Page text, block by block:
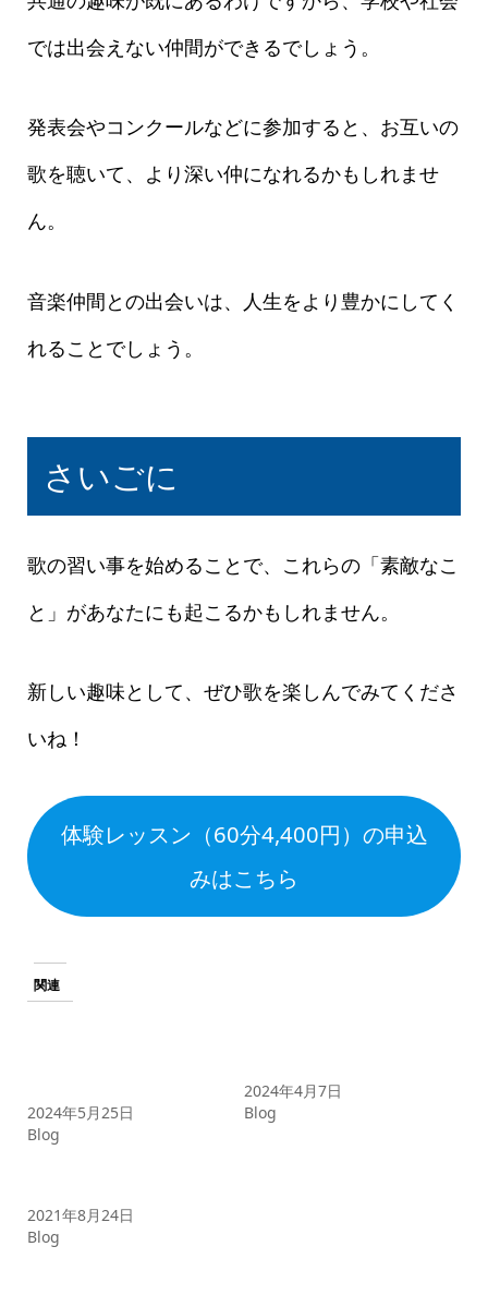
では出会えない仲間ができるでしょう。
発表会やコンクールなどに参加すると、お互いの
歌を聴いて、より深い仲になれるかもしれませ
ん。
音楽仲間との出会いは、人生をより豊かにしてく
れることでしょう。
さいごに
歌の習い事を始めることで、これらの「素敵なこ
と」があなたにも起こるかもしれません。
新しい趣味として、ぜひ歌を楽しんでみてくださ
いね！
体験レッスン（60分4,400円）の申込
みはこちら
関連
2024年5月25日
Blog
2024年4月7日
Blog
2021年8月24日
Blog